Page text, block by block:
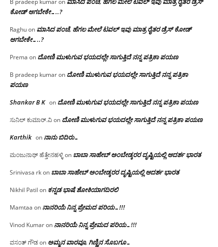
ಕೋಡ್ ಆಗಬೇಕೇ…..?‌
Raghuon ಮಾಸಿದ ಪಂಚೆ, ಹೆಗಲ ಮೇಲೆ ಟವಲ್‌ ಇವು ಮಾತ್ರ ರೈತರ ಡ್ರೆಸ್‌ ಕೋಡ್
ಆಗಬೇಕೇ…..?‌
Prema on ದೋಣಿ ಮುಳುಗುವ ಭಯದಲ್ಲೇ ಸಾಗುತ್ತಿದೆ ನನ್ನ ಪತ್ರಿಕಾ ಪಯಣ
B pradeep kumaron ದೋಣಿ ಮುಳುಗುವ ಭಯದಲ್ಲೇ ಸಾಗುತ್ತಿದೆ ನನ್ನ ಪತ್ರಿಕಾ
ಪಯಣ
Shankar B K on ದೋಣಿ ಮುಳುಗುವ ಭಯದಲ್ಲೇ ಸಾಗುತ್ತಿದೆ ನನ್ನ ಪತ್ರಿಕಾ ಪಯಣ
ಸುನಿಲ್ ಕುಮಾರ್.ವಿon ದೋಣಿ ಮುಳುಗುವ ಭಯದಲ್ಲೇ ಸಾಗುತ್ತಿದೆ ನನ್ನ ಪತ್ರಿಕಾ ಪಯಣ
Karthik on ನಾನು ಬಿದಿರು…
ಮಂಜುನಾಥ್ ಹೆತ್ತೇನಹಳ್ಳಿon ಬಾಬಾ ಸಾಹೇಬ್ ಅಂಬೇಡ್ಕರರ ದೃಷ್ಟಿಯಲ್ಲಿ ಆದರ್ಶ ಭಾರತ
Srinivasa rkon ಬಾಬಾ ಸಾಹೇಬ್ ಅಂಬೇಡ್ಕರರ ದೃಷ್ಟಿಯಲ್ಲಿ ಆದರ್ಶ ಭಾರತ
Nikhil Patil on ಕನ್ನಡ ಭಾಷೆ ಶೋಕಿಯಾಗದಿರಲಿ
Mamtaa on ನಾನರಿಯೆ ನಿನ್ನ ಪ್ರೇಮದ ಪರಿಯ…!!!
Vinod Kumaron ನಾನರಿಯೆ ನಿನ್ನ ಪ್ರೇಮದ ಪರಿಯ…!!!
ವಸಂತ್ ಗೌಡon ಅಮ್ಮನ ವಾರವೂ, ಗಿಣ್ಣಿನ ಸೊಬಗೂ…